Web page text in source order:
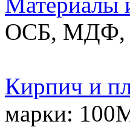
ОСБ, МДФ,
Кирпич и
марки: